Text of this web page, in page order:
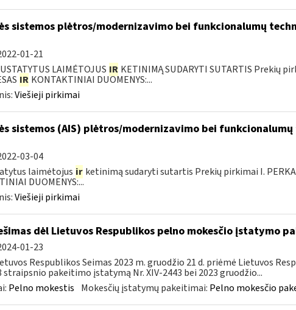
sistemos plėtros/modernizavimo bei funkcionalumų
01-21
LAIMĖTOJUS IR KETINIMĄ SUDARYTI SUTARTIS Prekių
IR KONTAKTINIAI DUOMENYS:...
Viešieji pirkimai
sistemos (AIS) plėtros/modernizavimo bei
03-04
laimėtojus ir ketinimą sudaryti sutartis Prekių pirkimai I.
DUOMENYS:...
Viešieji pirkimai
dėl Lietuvos Respublikos pelno mokesčio įstatymo
01-23
Respublikos Seimas 2023 m. gruodžio 21 d. priėmė Lietuvos
straipsnio pakeitimo įstatymą Nr. XIV-2443 bei 2023 gruodžio...
Pelno mokestis Mokesčių įstatymų pakeitimai: Pelno mokesčio